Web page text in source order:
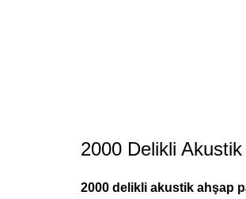
2000 Delikli
2000 delikli akustik ahşap